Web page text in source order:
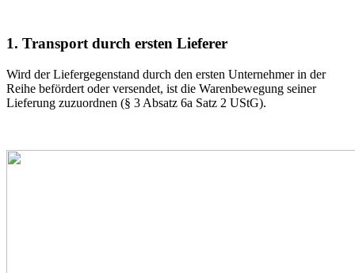
1. Transport durch ersten Lieferer
Wird der Liefergegenstand durch den ersten Unternehmer in der
Reihe befördert oder versendet, ist die Warenbewegung seiner
Lieferung zuzuordnen (§ 3 Absatz 6a Satz 2 UStG).